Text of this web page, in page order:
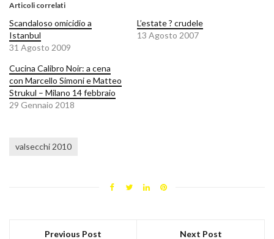
Articoli correlati
Scandaloso omicidio a
Istanbul
31 Agosto 2009
L’estate ? crudele
13 Agosto 2007
Cucina Calibro Noir: a cena
con Marcello Simoni e Matteo
Strukul – Milano 14 febbraio
29 Gennaio 2018
valsecchi 2010
Previous Post Next Post